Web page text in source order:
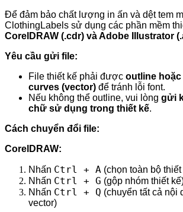
Để đảm bảo chất lượng in ấn và dệt tem
ClothingLabels sử dụng các phần mềm
CorelDRAW (.cdr) và Adobe Illustrator
Yêu cầu gửi file:
File thiết kế phải được outline
curves (vector) để tránh lỗi font.
Nếu không thể outline, vui lòng gửi
chữ sử dụng trong thiết kế.
Cách chuyển đổi file:
CorelDRAW:
Nhấn Ctrl + A (chọn toàn bộ thiết
Nhấn Ctrl + G (gộp nhóm thiết
Nhấn Ctrl + Q (chuyển tất cả nội
vector)